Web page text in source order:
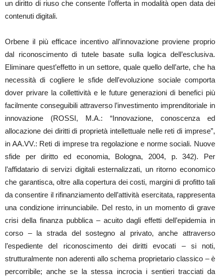
un diritto di riuso che consente l’offerta in modalità open data dei
contenuti digitali.
Orbene il più efficace incentivo all’innovazione proviene proprio
dal riconoscimento di tutele basate sulla logica dell’esclusiva.
Eliminare quest’effetto in un settore, quale quello dell’arte, che ha
necessità di cogliere le sfide dell’evoluzione sociale comporta
dover privare la collettività e le future generazioni di benefici più
facilmente conseguibili attraverso l’investimento imprenditoriale in
innovazione (ROSSI, M.A.: “Innovazione, conoscenza ed
allocazione dei diritti di proprietà intellettuale nelle reti di imprese”,
in AA.VV.: Reti di imprese tra regolazione e norme sociali. Nuove
sfide per diritto ed economia, Bologna, 2004, p. 342). Per
l’affidatario di servizi digitali esternalizzati, un ritorno economico
che garantisca, oltre alla copertura dei costi, margini di profitto tali
da consentire il rifinanziamento dell’attività esercitata, rappresenta
una condizione irrinunciabile. Del resto, in un momento di grave
crisi della finanza pubblica – acuito dagli effetti dell’epidemia in
corso – la strada del sostegno al privato, anche attraverso
l’espediente del riconoscimento dei diritti evocati – si noti,
strutturalmente non aderenti allo schema proprietario classico – è
percorribile; anche se la stessa incrocia i sentieri tracciati da